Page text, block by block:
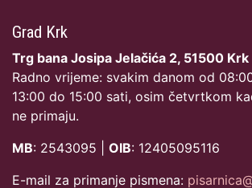
Grad Krk
Trg bana Josipa Jelačića 2, 51500 Krk
Radno vrijeme: svakim danom od
13:00 do 15:00 sati, osim četvrtkom
ne primaju.
MB: 2543095 | OIB: 12405095116
E-mail za primanje pismena: